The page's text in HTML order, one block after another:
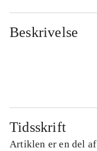
Beskrivelse
Tidsskrift
Artiklen er en del af